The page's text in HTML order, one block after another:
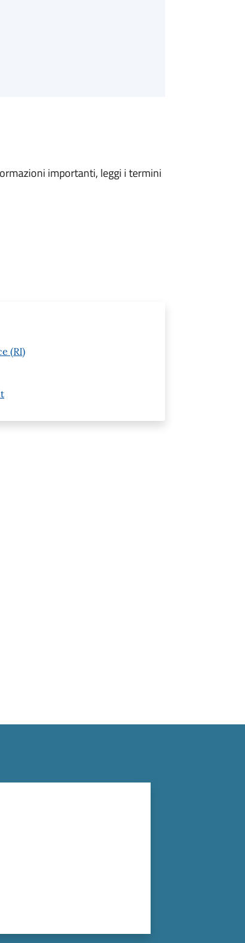
importanti, leggi i termini
(RI)